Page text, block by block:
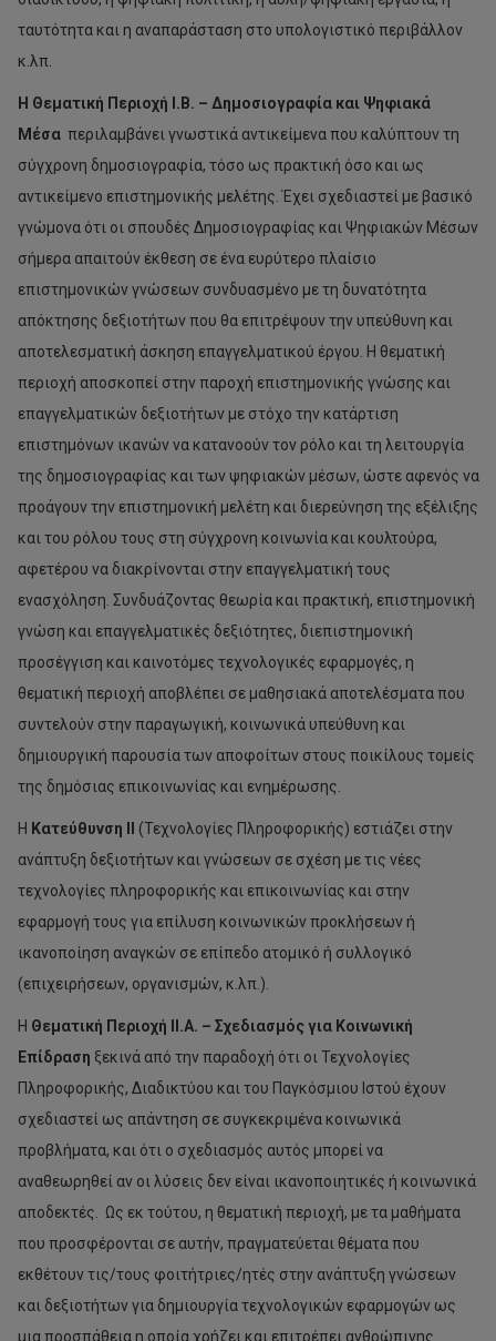
ταυτότητα και η αναπαράσταση στο υπολογιστικό περιβάλλον
κ.λπ.
Η Θεματική Περιοχή Ι.Β. – Δημοσιογραφία και Ψηφιακά
Μέσαπεριλαμβάνει γνωστικά αντικείμενα που καλύπτουν τη
σύγχρονη δημοσιογραφία, τόσο ως πρακτική όσο και ως
αντικείμενο επιστημονικής μελέτης. Έχει σχεδιαστεί με βασικό
γνώμονα ότι οι σπουδές Δημοσιογραφίας και Ψηφιακών Μέσων
σήμερα απαιτούν έκθεση σε ένα ευρύτερο πλαίσιο
επιστημονικών γνώσεων συνδυασμένο με τη δυνατότητα
απόκτησης δεξιοτήτων που θα επιτρέψουν την υπεύθυνη και
αποτελεσματική άσκηση επαγγελματικού έργου. Η θεματική
περιοχή αποσκοπεί στην παροχή επιστημονικής γνώσης και
επαγγελματικών δεξιοτήτων με στόχο την κατάρτιση
επιστημόνων ικανών να κατανοούν τον ρόλο και τη λειτουργία
της δημοσιογραφίας και των ψηφιακών μέσων, ώστε αφενός να
προάγουν την επιστημονική μελέτη και διερεύνηση της εξέλιξης
και του ρόλου τους στη σύγχρονη κοινωνία και κουλτούρα,
αφετέρου να διακρίνονται στην επαγγελματική τους
ενασχόληση. Συνδυάζοντας θεωρία και πρακτική, επιστημονική
γνώση και επαγγελματικές δεξιότητες, διεπιστημονική
προσέγγιση και καινοτόμες τεχνολογικές εφαρμογές, η
θεματική περιοχή αποβλέπει σε μαθησιακά αποτελέσματα που
συντελούν στην παραγωγική, κοινωνικά υπεύθυνη και
δημιουργική παρουσία των αποφοίτων στους ποικίλους τομείς
της δημόσιας επικοινωνίας και ενημέρωσης.
Η Κατεύθυνση ΙΙ
(Τεχνολογίες Πληροφορικής) εστιάζει στην
ανάπτυξη δεξιοτήτων και γνώσεων σε σχέση με τις νέες
τεχνολογίες πληροφορικής και επικοινωνίας και στην
εφαρμογή τους για επίλυση κοινωνικών προκλήσεων ή
ικανοποίηση αναγκών σε επίπεδο ατομικό ή συλλογικό
(επιχειρήσεων, οργανισμών, κ.λπ.).
Η Θεματική Περιοχή ΙΙ.Α. – Σχεδιασμός για Κοινωνική
Επίδραση ξεκινά από την παραδοχή ότι οι Τεχνολογίες
Πληροφορικής, Διαδικτύου και του Παγκόσμιου Ιστού έχουν
σχεδιαστεί ως απάντηση σε συγκεκριμένα κοινωνικά
προβλήματα, και ότι ο σχεδιασμός αυτός μπορεί να
αναθεωρηθεί αν οι λύσεις δεν είναι ικανοποιητικές ή κοινωνικά
αποδεκτές. Ως εκ τούτου, η θεματική περιοχή, με τα μαθήματα
που προσφέρονται σε αυτήν, πραγματεύεται θέματα που
εκθέτουν τις/τους φοιτήτριες/ητές στην ανάπτυξη γνώσεων
και δεξιοτήτων για δημιουργία τεχνολογικών εφαρμογών ως
μια προσπάθεια η οποία χρήζει και επιτρέπει ανθρώπινης